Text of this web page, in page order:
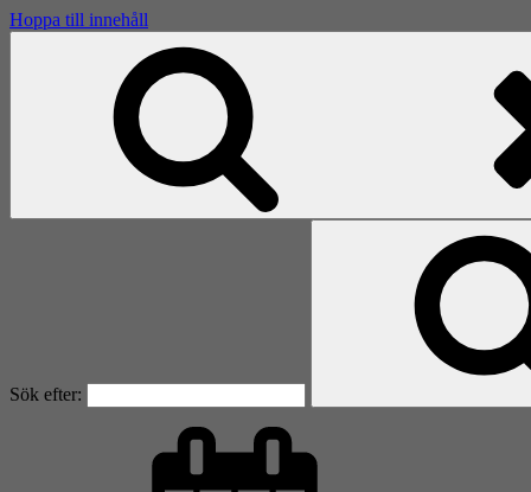
Hoppa till innehåll
Sök efter: